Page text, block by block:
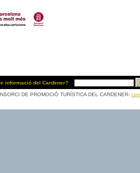
informació del Cardener?
DE PROMOCIÓ TURÍSTICA DEL CARDENER-